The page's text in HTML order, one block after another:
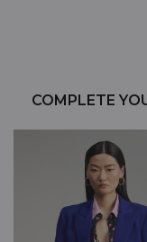
COMPLETE